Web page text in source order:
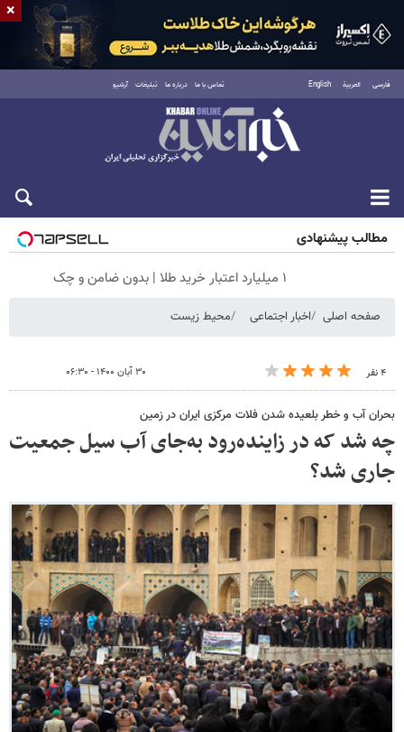
فارسی العربية English تماس با ما درباره ما تبلیغات آرشیو
جمعه ۱۶ مرداد ۱۴۰۵
مطالب پیشنهادی
۱ میلیارد اعتبار خرید طلا | بدون ضامن و چک
صفحه اصلی اخبار اجتماعی محیط زیست
۴ نفر ۳۰ آبان ۱۴۰۰ - ۰۶:۳۰
بحران آب و خطر بلعیده شدن فلات مرکزی ایران در زمین
چه شد که در زاینده‌رود به‌جای آب سیل جمعیت
جاری شد؟
×